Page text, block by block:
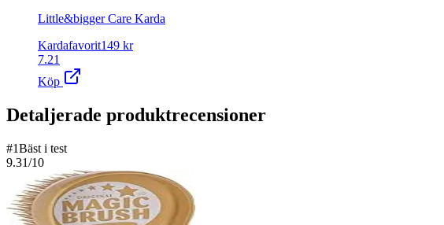
Little&bigger Care Karda
Kardafavorit149 kr
7.21
Köp
Detaljerade produktrecensioner
#1Bäst i test
9.31/10